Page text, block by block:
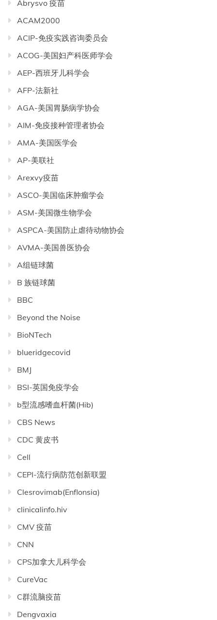
Abrysvo 疫苗
ACAM2000
ACIP-免疫实践咨询委员会
ACOG-美国妇产科医师学会
AEP-西班牙儿科学会
AFP-法新社
AGA-美国胃肠病学协会
AIM-免疫接种管理者协会
AMA-美国医学会
AP-美联社
Arexvy疫苗
ASCO-美国临床肿瘤学会
ASM-美国微生物学会
ASPCA-美国防止虐待动物协会
AVMA-美国兽医协会
A组链球菌
B 族链球菌
BBC
Beyond the Noise
BioNTech
blueridgecovid
BMJ
BSI-英国免疫学会
b型流感嗜血杆菌(Hib)
CBS News
CDC 黄皮书
Cell
CEPI-流行病防范创新联盟
Clesrovimab(Enflonsia)
clinicalinfo.hiv
CMV 疫苗
CNN
CPS加拿大儿科学会
CureVac
C群流脑疫苗
Dengvaxia